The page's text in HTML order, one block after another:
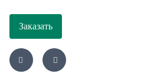
Заказать